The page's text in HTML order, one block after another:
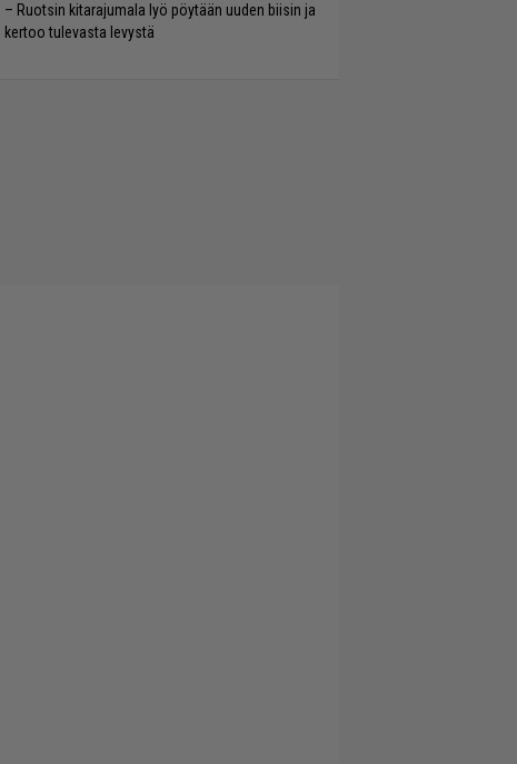
– Ruotsin kitarajumala lyö pöytään uuden biisin ja
kertoo tulevasta levystä